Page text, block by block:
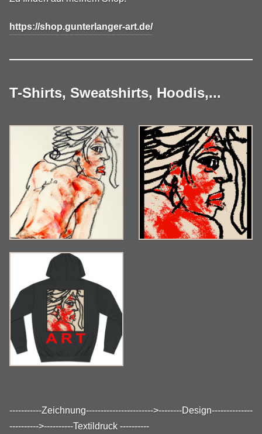
https://shop.gunterlanger-art.de/
T-Shirts, Sweatshirts, Hoodis,...
-----------Zeichnung----------------------->--------Design--------------
---------->----------Textildruck ----------